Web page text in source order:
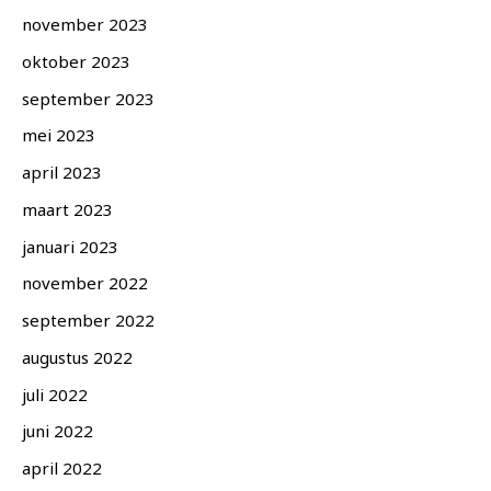
november 2023
oktober 2023
september 2023
mei 2023
april 2023
maart 2023
januari 2023
november 2022
september 2022
augustus 2022
juli 2022
juni 2022
april 2022